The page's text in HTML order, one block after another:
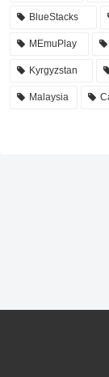
BlueStacks
MEmuPlay
Kyrgyzstan
Malaysia